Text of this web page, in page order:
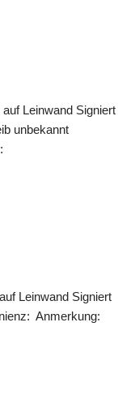
Leinwand Signiert
unbekannt
Leinwand Signiert
Anmerkung: